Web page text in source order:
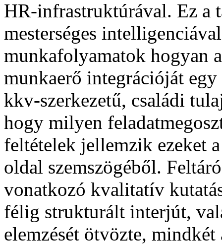
HR-infrastruktúrával. Ez a
mesterséges
munkafolyamatok hogyan
munkaerő integrációját
kkv-szerkezetű, családi
hogy milyen
feltételek jellemzik ezeket
oldal szemszögéből.
vonatkozó kvalitatív
félig strukturált interjút,
elemzését ötvözte,